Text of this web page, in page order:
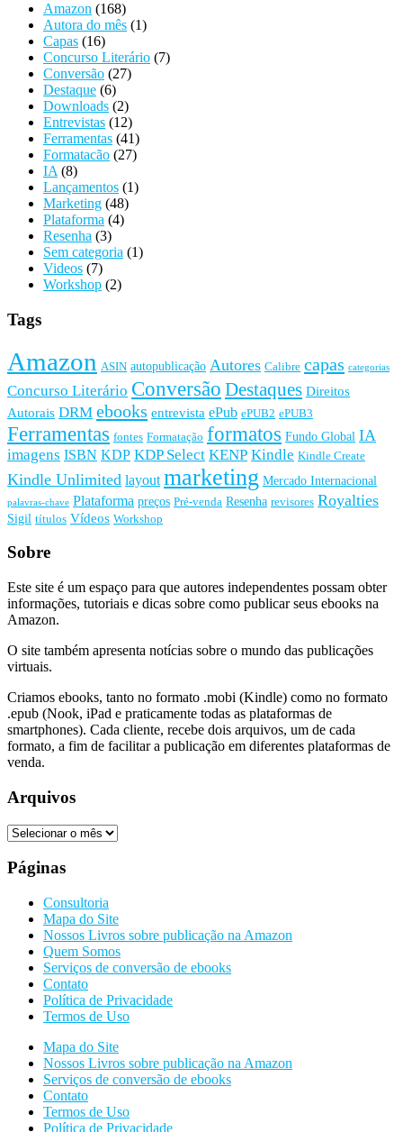
Amazon (168)
Autora do mês (1)
Capas (16)
Concurso Literário (7)
Conversão (27)
Destaque (6)
Downloads (2)
Entrevistas (12)
Ferramentas (41)
Formatacão (27)
IA (8)
Lançamentos (1)
Marketing (48)
Plataforma (4)
Resenha (3)
Sem categoria (1)
Videos (7)
Workshop (2)
Tags
Amazon ASIN autopublicação Autores Calibre capas categorias
Concurso Literário Conversão Destaques Direitos
Autorais DRM ebooks entrevista ePub ePUB2 ePUB3
Ferramentas fontes Formatação formatos Fundo Global IA
imagens ISBN KDP KDP Select KENP Kindle Kindle Create
Kindle Unlimited layout marketing Mercado Internacional
palavras-chave Plataforma preços Pré-venda Resenha revisores Royalties
Sigil títulos Vídeos Workshop
Sobre
Este site é um espaço para que autores independentes possam obter
informações, tutoriais e dicas sobre como publicar seus ebooks na
Amazon.
O site também apresenta notícias sobre o mundo das publicações
virtuais.
Criamos ebooks, tanto no formato .mobi (Kindle) como no formato
.epub (Nook, iPad e praticamente todas as plataformas de
smartphones). Cada cliente, recebe dois arquivos, um de cada
formato, a fim de facilitar a publicação em diferentes plataformas de
venda.
Arquivos
Arquivos
Páginas
Consultoria
Mapa do Site
Nossos Livros sobre publicação na Amazon
Quem Somos
Serviços de conversão de ebooks
Contato
Política de Privacidade
Termos de Uso
Mapa do Site
Nossos Livros sobre publicação na Amazon
Serviços de conversão de ebooks
Contato
Termos de Uso
Política de Privacidade